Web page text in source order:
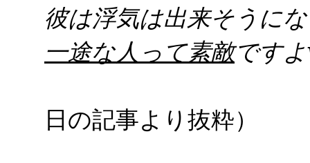
彼は浮気は出来そうに
一途な人って素敵ですよ
日の記事より抜粋）